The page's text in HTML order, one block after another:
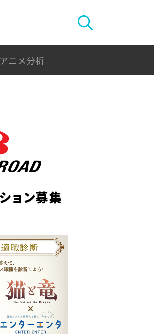
アニメ分析